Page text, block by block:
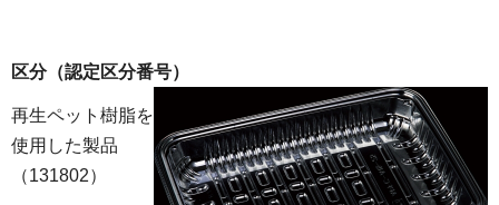
区分（認定区分番号）
再生ペット樹脂を
使用した製品
（131802）